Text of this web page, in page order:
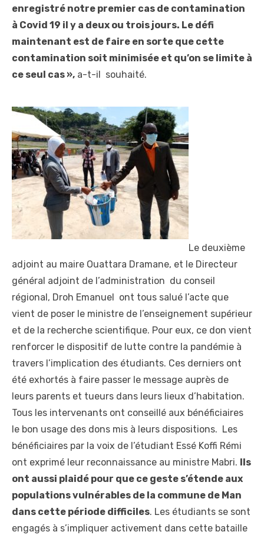
enregistré notre premier cas de contamination
à Covid 19 il y a deux ou trois jours. Le défi
maintenant est de faire en sorte que cette
contamination soit minimisée et qu’on se limite à
ce seul cas », a-t-il souhaité.
Le deuxième
adjoint au maire Ouattara Dramane, et le Directeur
général adjoint de l’administration du conseil
régional, Droh Emanuel ont tous salué l’acte que
vient de poser le ministre de l’enseignement supérieur
et de la recherche scientifique. Pour eux, ce don vient
renforcer le dispositif de lutte contre la pandémie à
travers l’implication des étudiants. Ces derniers ont
été exhortés à faire passer le message auprès de
leurs parents et tueurs dans leurs lieux d’habitation.
Tous les intervenants ont conseillé aux bénéficiaires
le bon usage des dons mis à leurs dispositions. Les
bénéficiaires par la voix de l’étudiant Essé Koffi Rémi
ont exprimé leur reconnaissance au ministre Mabri. Ils
ont aussi plaidé pour que ce geste s’étende aux
populations vulnérables de la commune de Man
dans cette période difficiles. Les étudiants se sont
engagés à s’impliquer activement dans cette bataille